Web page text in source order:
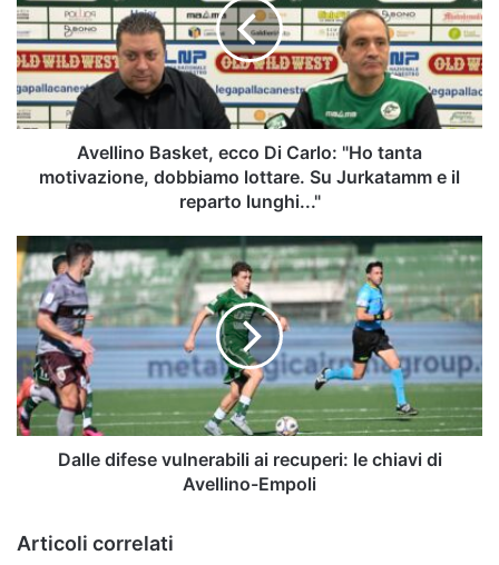
Di
Carlo:
"Ho
tanta
motivazione,
dobbiamo
reparto
lunghi..."
Avellino Basket, ecco Di Carlo: "Ho tanta
motivazione, dobbiamo lottare. Su Jurkatamm e il
reparto lunghi..."
Dalle
difese
vulnerabili
ai
recuperi:
le
chiavi
di
Avellino-
EmpoliDalle difese vulnerabili ai recuperi: le chiavi di
Avellino-Empoli
Articoli correlati